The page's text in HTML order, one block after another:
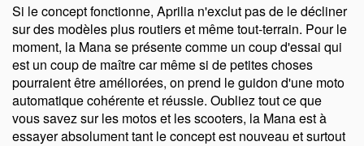
Si le concept fonctionne, Aprilia n'exclut pas de le décliner
sur des modèles plus routiers et même tout-terrain. Pour le
moment, la Mana se présente comme un coup d'essai qui
est un coup de maître car même si de petites choses
pourraient être améliorées, on prend le guidon d'une moto
automatique cohérente et réussie. Oubliez tout ce que
vous savez sur les motos et les scooters, la Mana est à
essayer absolument tant le concept est nouveau et surtout